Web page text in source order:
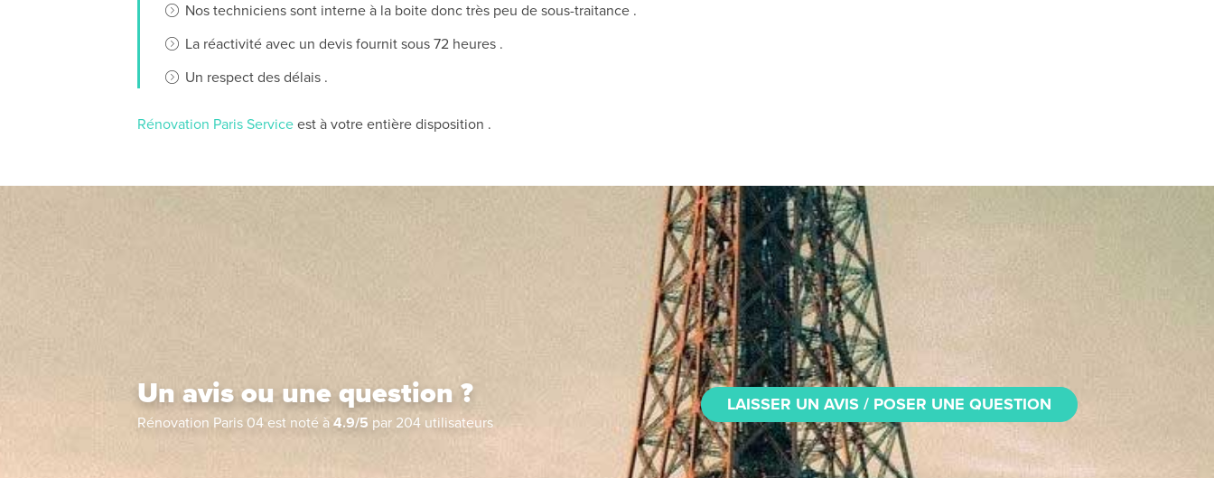
Nos techniciens sont interne à la boite donc très peu de sous-traitance .
La réactivité avec un devis fournit sous 72 heures .
Un respect des délais .
Rénovation Paris Service est à votre entière disposition .
Un avis ou une question ?
Rénovation Paris 04 est noté à 4.9/5 par 204 utilisateurs
LAISSER UN AVIS / POSER UNE QUESTION